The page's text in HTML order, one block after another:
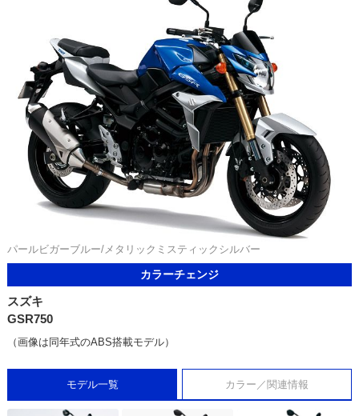
パールビガーブルー/メタリックミスティックシルバー
カラーチェンジ
スズキ
GSR750
（画像は同年式のABS搭載モデル）
モデル一覧 カラー／関連情報